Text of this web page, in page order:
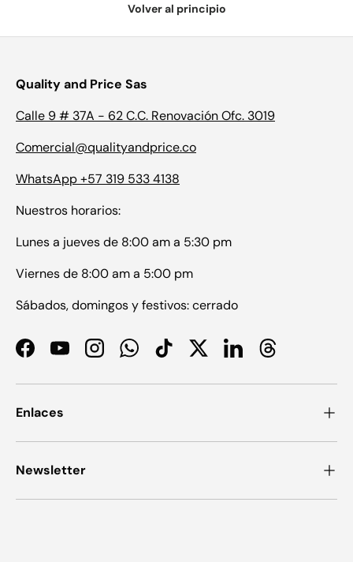
Volver al principio
Quality and Price Sas
Calle 9 # 37A - 62 C.C. Renovación Ofc. 3019
Comercial@qualityandprice.co
WhatsApp +57 319 533 4138
Nuestros horarios:
Lunes a jueves de 8:00 am a 5:30 pm
Viernes de 8:00 am a 5:00 pm
Sábados, domingos y festivos: cerrado
FacebookYouTubeInstagramWhatsAppTikTokTwitterLinkedInThreads
Enlaces
Newsletter